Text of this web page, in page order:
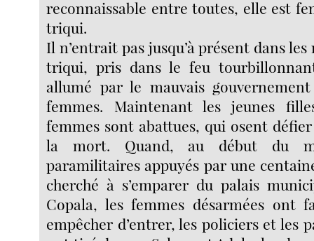
reconnaissable entre toutes, elle est
triqui.
Il n’entrait pas jusqu’à présent dans
triqui, pris dans le feu
allumé par le mauvais
femmes. Maintenant les jeunes
femmes sont abattues, qui osent
la mort. Quand, au début du
paramilitaires appuyés par une
cherché à s’emparer du palais
Copala, les femmes désarmées ont
empêcher d’entrer, les policiers et les